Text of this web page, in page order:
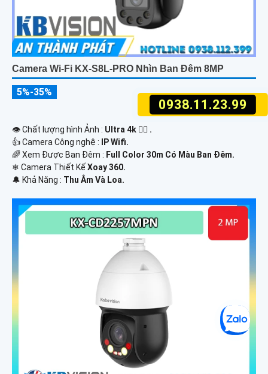
0938.11.23.99
Camera Wi-Fi KX-S8L-PRO Nhìn Ban Đêm 8MP
5%-35%
👁 Chất lượng hình Ảnh : Ultra 4k 👍🏾 .
👍 Camera Công nghệ :
IP Wifi.
🌈 Xem Được Ban Đêm : Full Color 30m Có Màu Ban Ðêm.
❄ Camera Thiết Kế Xoay 360.
️🔔 Khả Năng : Thu Âm Và Loa.